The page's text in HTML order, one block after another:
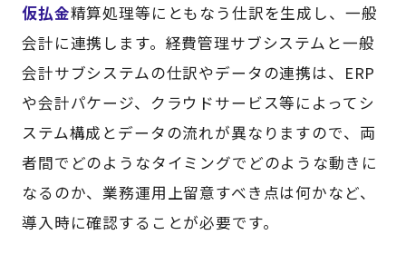
仮払金精算処理等にともなう仕訳を生成し、一般
会計に連携します。経費管理サブシステムと一般
会計サブシステムの仕訳やデータの連携は、ERP
や会計パケージ、クラウドサービス等によってシ
ステム構成とデータの流れが異なりますので、両
者間でどのようなタイミングでどのような動きに
なるのか、業務運用上留意すべき点は何かなど、
導入時に確認することが必要です。